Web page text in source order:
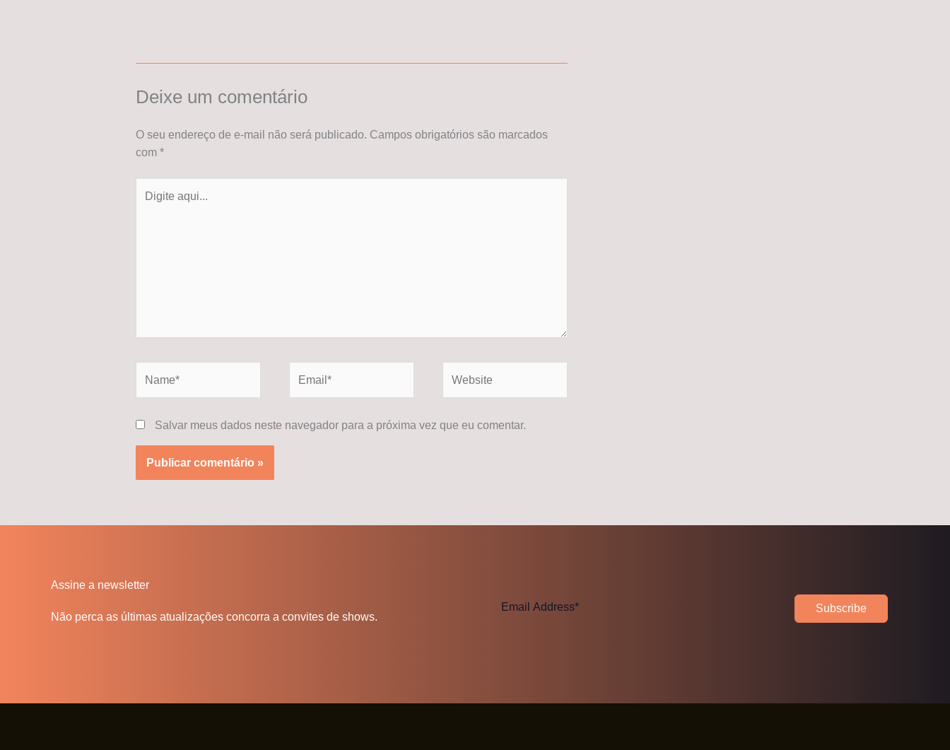
Deixe um comentário
O seu endereço de e-mail não será publicado. Campos obrigatórios são marcados
com *
aqui...
Salvar meus dados neste navegador para a próxima vez que eu comentar.
Assine a newsletter
Não perca as últimas atualizações concorra a convites de shows.
Subscribe